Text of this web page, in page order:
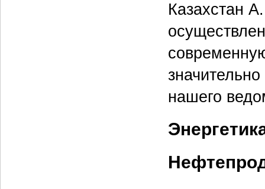
Казахстан
нашего